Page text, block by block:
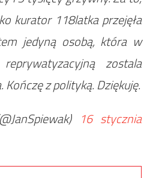
kurator 118latka przejęła
jedyną osobą, która w
zostala
z polityką. Dziękuję.
16 stycznia